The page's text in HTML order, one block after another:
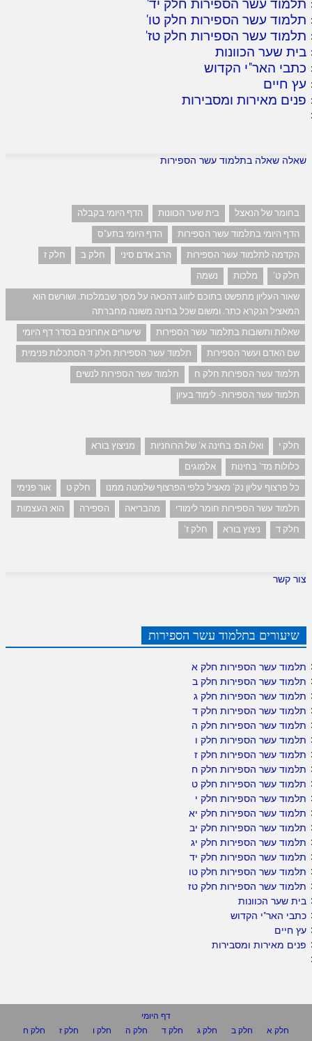
תלמוד עשר הספירות חלק טו'
תלמוד עשר הספירות חלק טז'
בית שער הכוונות
כתבי האר"י הקדוש
עץ חיים
פנים מאירות ומסבירות
שאלה שאלה בתלמוד עשר הספירות
בחומר של הנאצל בית שער הכוונות
הדף היומי בקבלה
הדף היומי בתלמוד עשר הספירות
הדף היומי בתע"ס
הקדמה לתלמוד עשר הספירות
הרב אדם סיני חלק ב
חלק ז
חלק ט'
מלכות
נשמה
שאור העליון מתפשט בתוכם לזווג דהכאה על מסך שבמלכות. ושורשם הוא
המאציל הנקרא כתר. ומשום שכל בחינה משונה מחברתה
שאלות ותשובות בתלמוד עשר הספירות
שיעורים אחרונים בסדר דף היומי
שם האדם ועשר הספירות
תלמוד עשר הספירות חלק ד הסתכלות פנימית
תלמוד עשר הספירות חלק ח
תלמוד עשר הספירות לנשים
תלמוד עשר הספירות- לימוד בעיון
חלק י ואלו הם: בחינה א' של הרוחניות
מניצוץ בורא
כלולות מד' בחינות
אלמוגים
כל פרצוף עליון נק' מאציל כלפי הפרצוף שלמטה ממנו
חלק ט
אור פנימי
תלמוד עשר הספירות חומר לימודי
מהבריאה הספירה
הוא: העצמות
חלק ד
ניצוץ בורא חלק ז'
צור קשר
שיעורים בתלמוד עשר הספירות
תלמוד עשר הספירות חלק א
תלמוד עשר הספירות חלק ב
תלמוד עשר הספירות חלק ג
תלמוד עשר הספירות חלק ד
תלמוד עשר הספירות חלק ה
תלמוד עשר הספירות חלק ו
תלמוד עשר הספירות חלק ז
תלמוד עשר הספירות חלק ח
תלמוד עשר הספירות חלק ט
תלמוד עשר הספירות חלק י
תלמוד עשר הספירות חלק יא
תלמוד עשר הספירות חלק יב
תלמוד עשר הספירות חלק יג
תלמוד עשר הספירות חלק יד
תלמוד עשר הספירות חלק טו
תלמוד עשר הספירות חלק טז
בית שער הכוונות
כתבי האר"י הקדוש
עץ חיים
פנים מאירות ומסבירות
דף היומי
חלק א
חלק ב חלק ג חלק ד חלק ה חלק ו חלק ז
חלק ח